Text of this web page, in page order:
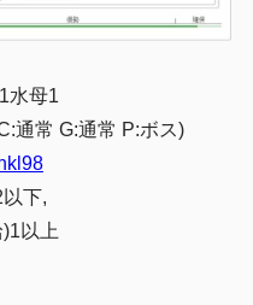
水母1
通常 G:通常 P:ボス)
下,
以上